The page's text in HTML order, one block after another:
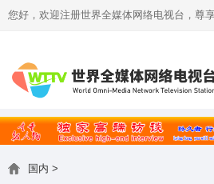
您好，欢迎注册世界全媒体网络电视台，尊
国内 >